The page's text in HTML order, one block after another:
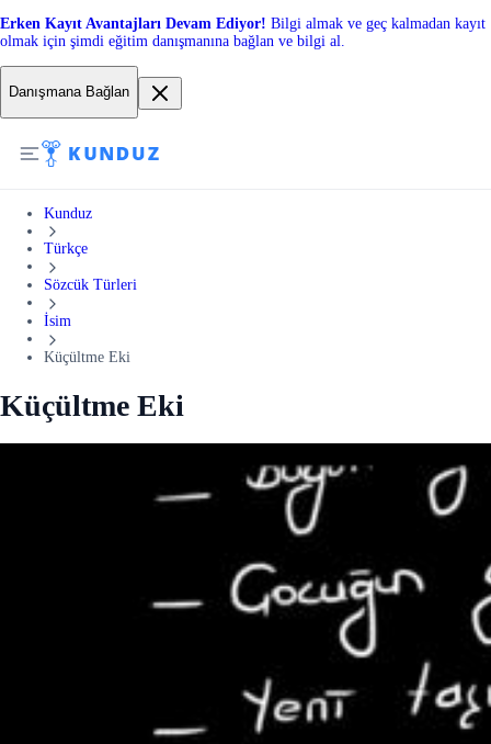
Erken Kayıt Avantajları Devam Ediyor! Bilgi almak ve geç kalmadan kayıt
olmak için şimdi eğitim danışmanına bağlan ve bilgi al.
Danışmana Bağlan
Kunduz
Türkçe
Sözcük Türleri
İsim
Küçültme Eki
Küçültme Eki